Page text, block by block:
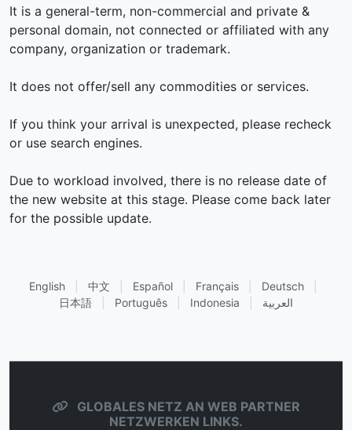
It is a general-term, non-commercial and private &
personal domain, not connected or affiliated with any
company, organization or trademark.
It does not offer/sell any commodities or services.
If you think your arrival is unexpected, please recheck
or use search engines.
Due to workload involved, there is no release date of
the new website at this stage. Please come back later
for the possible update.
English 中文 Español Français Deutsch
日本語
Português Indonesia العربية
GLOBALES NETZ AN WEB PARTNER
NETZWERKEN LINKS.